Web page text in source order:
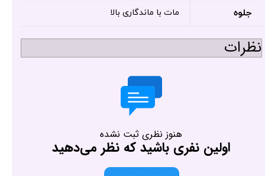
جلوه مات با ماندگاری بالا
نظرات
هنوز نظری ثبت نشده
اولین نفری باشید که نظر می‌دهید